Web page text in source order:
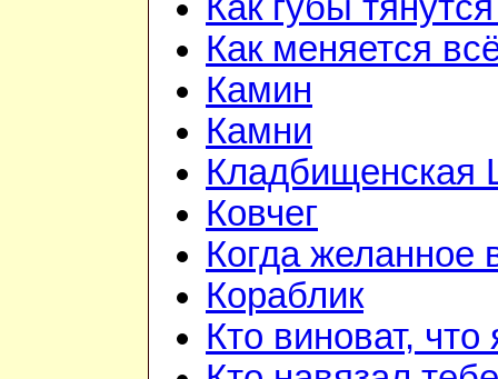
Как губы
Как меняется
Камин
Камни
Кладбищенская
Ковчег
Когда желанное
Кораблик
Кто виноват,